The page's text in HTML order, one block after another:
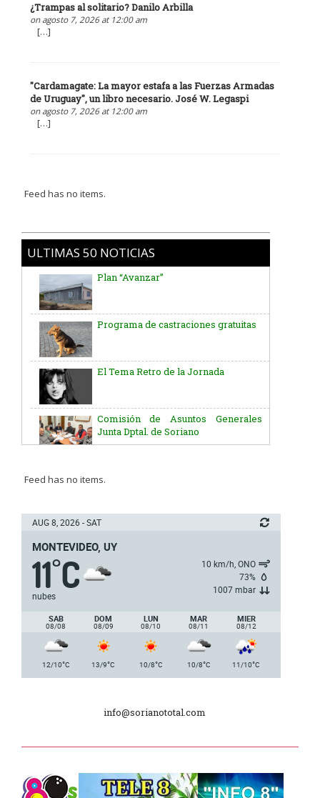
¿Trampas al solitario? Danilo Arbilla
on agosto 7, 2026 at 12:00 am
[…]
"Cardamagate: La mayor estafa a las Fuerzas Armadas
de Uruguay", un libro necesario. José W. Legaspi
on agosto 7, 2026 at 12:00 am
[…]
Feed has no items.
ULTIMAS 50 NOTICIAS
Plan “Avanzar”
Programa de castraciones gratuitas
El Tema Retro de la Jornada
Comisión de Asuntos Generales
Junta Dptal. de Soriano
Junta Dptal. de Soriano
5ª y 6ª fecha de los campeonatos
Delegación de la Embajada de Japón
2025
Dpto. de Higiene de la Intendencia.
Feed has no items.
AUG 8, 2026 - SAT
MONTEVIDEO, UY
11°C
nubes
10 km/h, ONO
73%
1007 mbar
SAB
08/08
DOM
08/09
LUN
08/10
MAR
08/11
MIER
08/12
12/10°C 13/9°C 10/8°C 10/8°C 11/10°C
info@sorianototal.com